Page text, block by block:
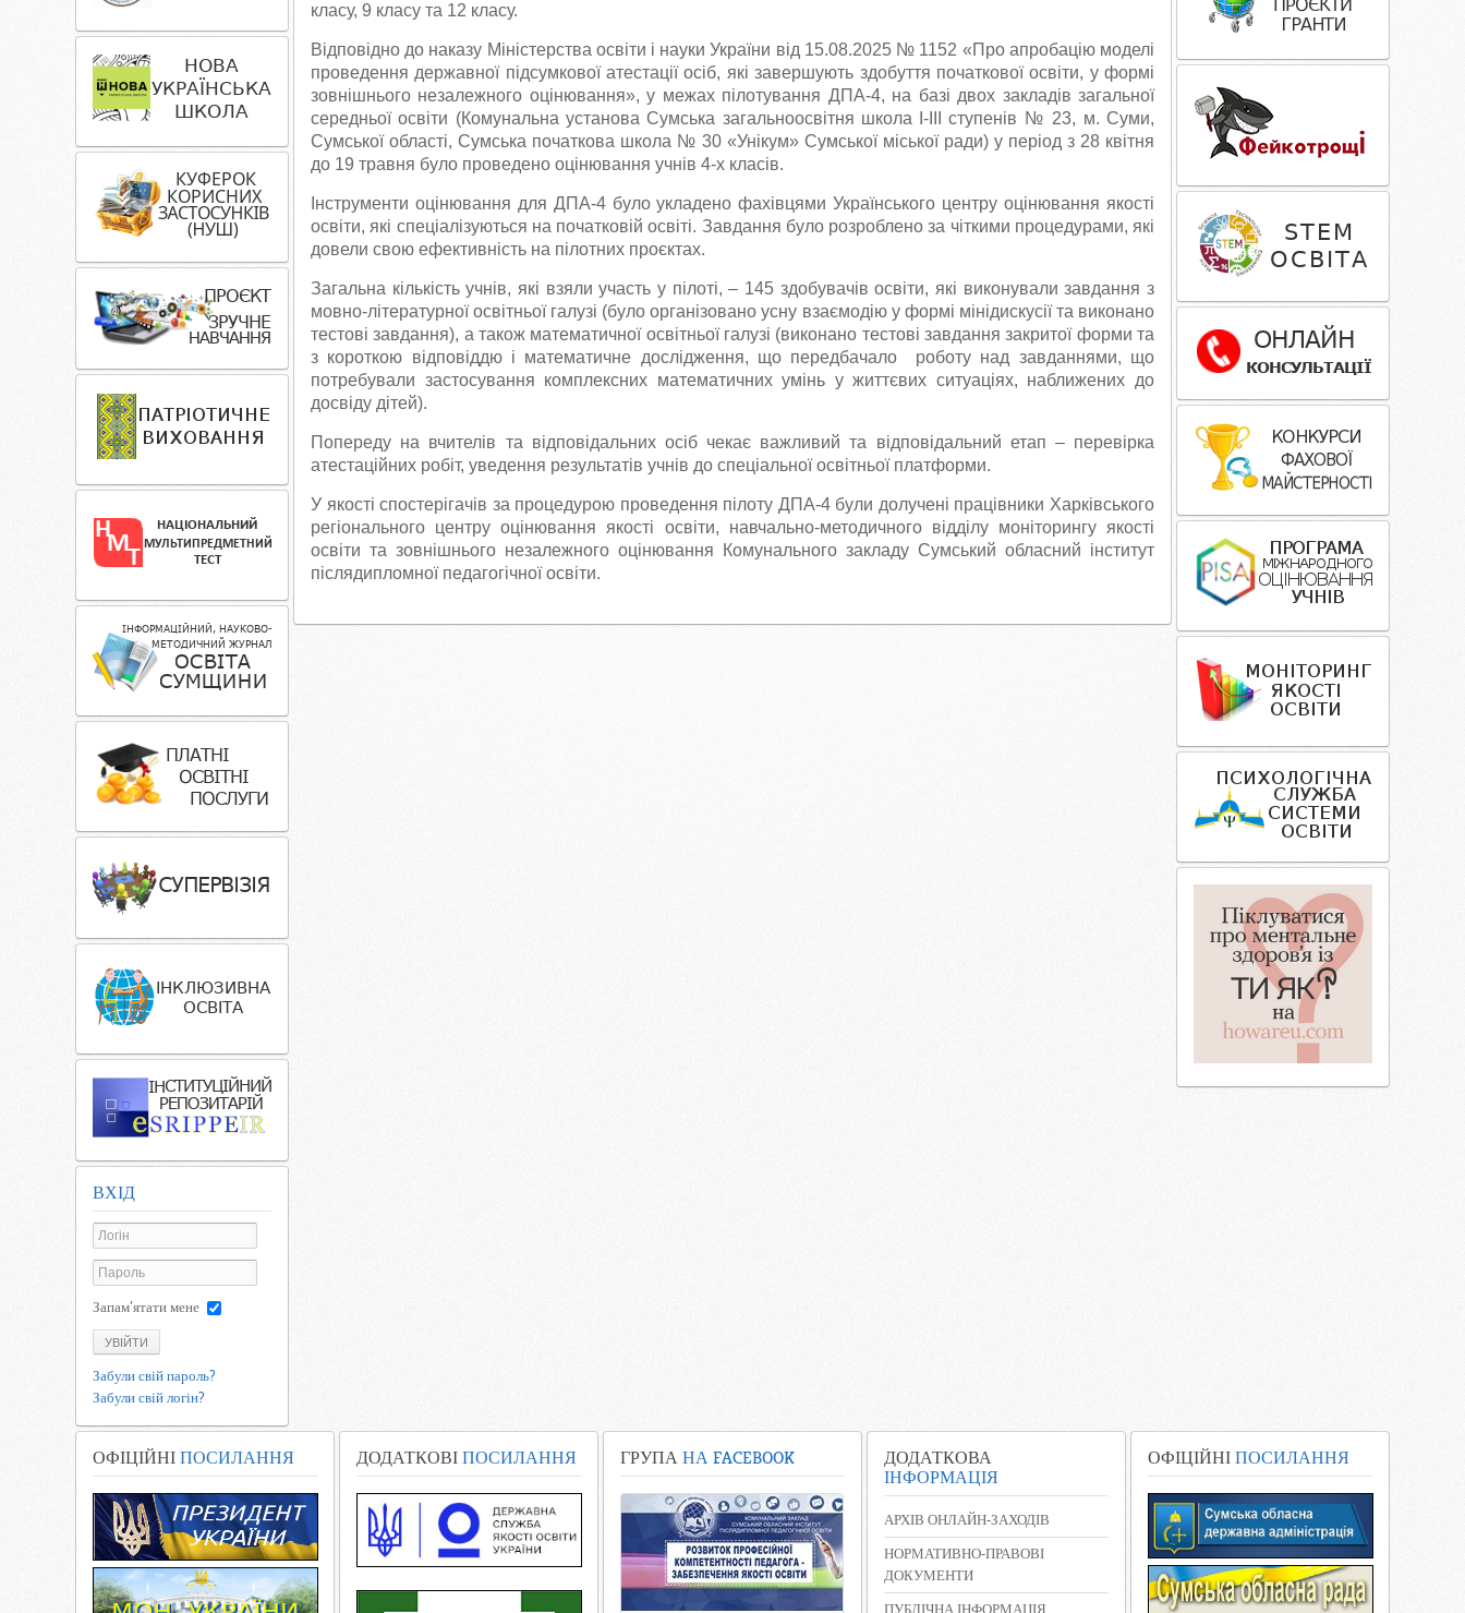
класу, 9 класу та 12 класу.
Відповідно до наказу Міністерства освіти і науки України від 15.08.2025 № 1152 «Про апробацію моделі
проведення державної підсумкової атестації осіб, які завершують здобуття початкової освіти, у формі
зовнішнього незалежного оцінювання», у межах пілотування ДПА-4, на базі двох закладів загальної
середньої освіти (Комунальна установа Сумська загальноосвітня школа І-ІІІ ступенів № 23, м. Суми,
Сумської області, Сумська початкова школа № 30 «Унікум» Сумської міської ради) у період з 28 квітня
до 19 травня було проведено оцінювання учнів 4-х класів.
Інструменти оцінювання для ДПА-4 було укладено фахівцями Українського центру оцінювання якості
освіти, які спеціалізуються на початковій освіті. Завдання було розроблено за чіткими процедурами, які
довели свою ефективність на пілотних проєктах.
Загальна кількість учнів, які взяли участь у пілоті, – 145 здобувачів освіти, які виконували завдання з
мовно-літературної освітньої галузі (було організовано усну взаємодію у формі мінідискусії та виконано
тестові завдання), а також математичної освітньої галузі (виконано тестові завдання закритої форми та
з короткою відповіддю і математичне дослідження, що передбачало роботу над завданнями, що
потребували застосування комплексних математичних умінь у життєвих ситуаціях, наближених до
досвіду дітей).
Попереду на вчителів та відповідальних осіб чекає важливий та відповідальний етап – перевірка
атестаційних робіт, уведення результатів учнів до спеціальної освітньої платформи.
У якості спостерігачів за процедурою проведення пілоту ДПА-4 були долучені працівники Харківського
регіонального центру оцінювання якості освіти, навчально-методичного відділу моніторингу якості
освіти та зовнішнього незалежного оцінювання Комунального закладу Сумський обласний інститут
післядипломної педагогічної освіти.
ВХІД
Запам'ятати мене
УВІЙТИ
Забули свій пароль?
Забули свій логін?
ОФІЦІЙНІ ПОСИЛАННЯ ДОДАТКОВІ ПОСИЛАННЯ ГРУПА НА FACEBOOK
ДОДАТКОВА
ІНФОРМАЦІЯ
АРХІВ ОНЛАЙН-ЗАХОДІВ
НОРМАТИВНО-ПРАВОВІ
ДОКУМЕНТИ
ПУБЛІЧНА ІНФОРМАЦІЯ
ОФІЦІЙНІ ПОСИЛАННЯ